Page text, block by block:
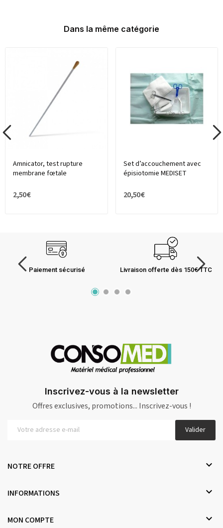
Dans la même catégorie
Amnicator, test rupture
membrane fœtale
2,50 €
Set d’accouchement avec
épisiotomie MEDISET
20,50 €
Paiement sécurisé Livraison offerte dès 150€ TTC
Inscrivez-vous à la newsletter
Offres exclusives, promotions... Inscrivez-vous !
Valider
NOTRE OFFRE 
INFORMATIONS 
MON COMPTE 